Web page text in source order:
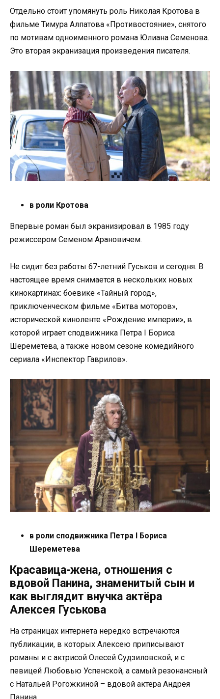
Отдельно стоит упомянуть роль Николая Кротова в
фильме Тимура Алпатова «Противостояние», снятого
по мотивам одноименного романа Юлиана Семенова.
Это вторая экранизация произведения писателя.
в роли Кротова
Впервые роман был экранизировал в 1985 году
режиссером Семеном Арановичем.
Не сидит без работы 67-летний Гуськов и сегодня. В
настоящее время снимается в нескольких новых
кинокартинах: боевике «Тайный город»,
приключенческом фильме «Битва моторов»,
исторической киноленте «Рождение империи», в
которой играет сподвижника Петра I Бориса
Шереметева, а также новом сезоне комедийного
сериала «Инспектор Гаврилов».
в роли сподвижника Петра I Бориса
Шереметева
Красавица-жена, отношения с
вдовой Панина, знаменитый сын и
как выглядит внучка актёра
Алексея Гуськова
На страницах интернета нередко встречаются
публикации, в которых Алексею приписывают
романы и с актрисой Олесей Судзиловской, и с
певицей Любовью Успенской, а самый резонансный
с Натальей Рогожкиной – вдовой актера Андрея